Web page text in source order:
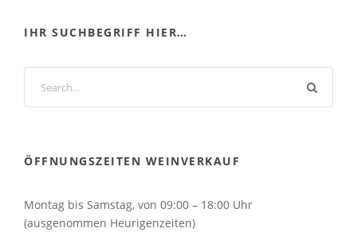
IHR SUCHBEGRIFF HIER…
ÖFFNUNGSZEITEN WEINVERKAUF
Montag bis Samstag, von 09:00 – 18:00 Uhr
(ausgenommen Heurigenzeiten)